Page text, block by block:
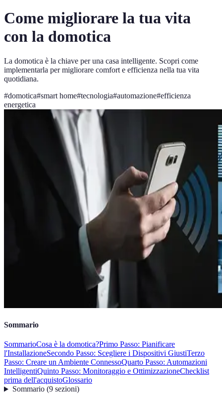
Come migliorare la tua vita
con la domotica
La domotica è la chiave per una casa intelligente. Scopri come
implementarla per migliorare comfort e efficienza nella tua vita
quotidiana.
#domotica#smart home#tecnologia#automazione#efficienza
energetica
Sommario
SommarioCosa è la domotica?Primo Passo: Pianificare
l'InstallazioneSecondo Passo: Scegliere i Dispositivi GiustiTerzo
Passo: Creare un Ambiente ConnessoQuarto Passo: Automazioni
IntelligentiQuinto Passo: Monitoraggio e OttimizzazioneChecklist
prima dell'acquistoGlossario
Sommario(9 sezioni)